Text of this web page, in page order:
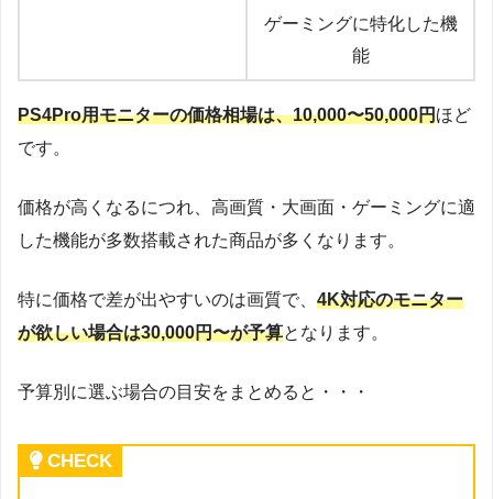
ゲーミングに特化した機
能
PS4Pro用モニターの価格相場は、10,000〜50,000円ほど
です。
価格が高くなるにつれ、高画質・大画面・ゲーミングに適
した機能が多数搭載された商品が多くなります。
特に価格で差が出やすいのは画質で、 4K対応のモニター
が欲しい場合は30,000円〜が予算となります。
予算別に選ぶ場合の目安をまとめると・・・
CHECK